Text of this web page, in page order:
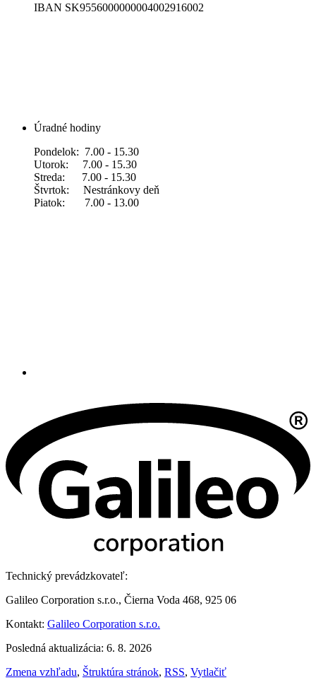
IBAN SK9556000000004002916002
Úradné hodiny
Pondelok: 7.00 - 15.30
Utorok: 7.00 - 15.30
Streda: 7.00 - 15.30
Štvrtok: Nestránkovy deň
Piatok: 7.00 - 13.00
Technický prevádzkovateľ:
Galileo Corporation s.r.o., Čierna Voda 468, 925 06
Kontakt: Galileo Corporation s.r.o.
Posledná aktualizácia: 6. 8. 2026
Zmena vzhľadu, Štruktúra stránok, RSS, Vytlačiť